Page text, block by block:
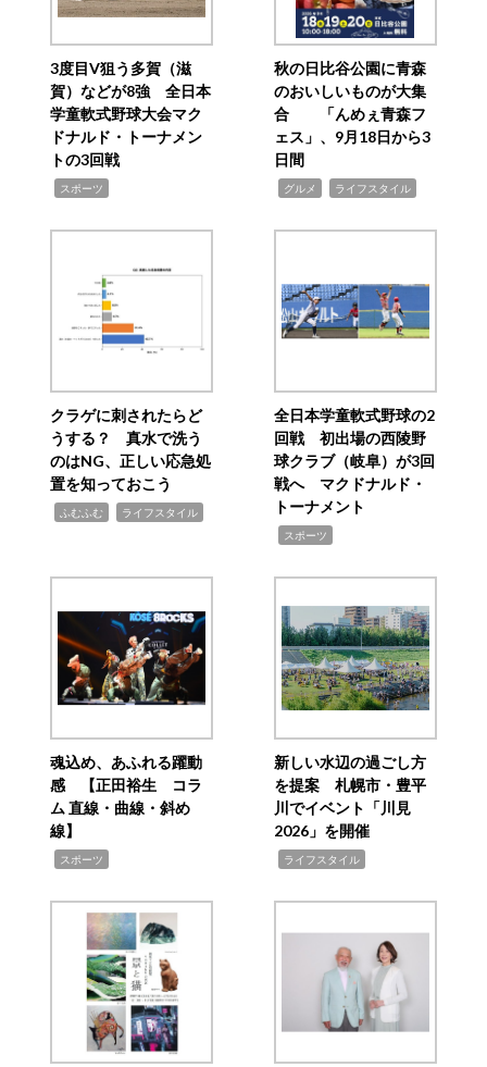
3度目V狙う多賀（滋
賀）などが8強 全日本
学童軟式野球大会マク
ドナルド・トーナメン
トの3回戦
スポーツ
秋の日比谷公園に青森
のおいしいものが大集
合 「んめぇ青森フ
ェス」、9月18日から3
日間
グルメ ライフスタイル
クラゲに刺されたらど
うする？ 真水で洗う
のはNG、正しい応急処
置を知っておこう
ふむふむ ライフスタイル
全日本学童軟式野球の2
回戦 初出場の西陵野
球クラブ（岐阜）が3回
戦へ マクドナルド・
トーナメント
スポーツ
魂込め、あふれる躍動
感 【正田裕生 コラ
ム 直線・曲線・斜め
線】
スポーツ
新しい水辺の過ごし方
を提案 札幌市・豊平
川でイベント「川見
2026」を開催
ライフスタイル